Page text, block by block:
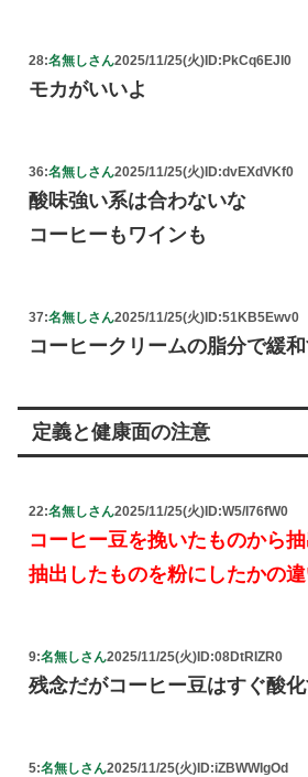
28:名無しさん2025/11/25(火) ID:PkCq6EJI0
モカがいいよ
36:名無しさん2025/11/25(火) ID:dvEXdVKf0
酸味強い系は合わないな
コーヒーもワインも
37:名無しさん2025/11/25(火) ID:51KB5Ewv0
コーヒークリームの脂分で緩
定義と健康面の注意
22:名無しさん2025/11/25(火) ID:W5/I76fW0
コーヒー豆を挽いたものから
抽出したものを粉にしたかの
9:名無しさん2025/11/25(火)ID:08DtRIZR0
残念だがコーヒー豆はすぐ酸
5:名無しさん2025/11/25(火)ID:iZBWWIgOd